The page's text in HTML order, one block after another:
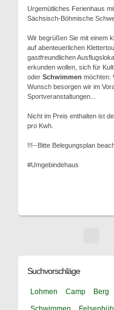
Urgemütliches Ferienhaus
Sächsisch-Böhmische
Wir begrüßen Sie mit einem
auf abenteuerlichen
gastfreundlichen
erkunden wollen, sich für
oder Schwimmen möchten:
Wunsch besorgen wir im
Sportveranstaltungen...
Nicht im Preis enthalten ist
pro Kwh.
!!!--Bitte Belegungsplan
#Umgebindehaus
Suchvorschläge
Lohmen Camp Berg